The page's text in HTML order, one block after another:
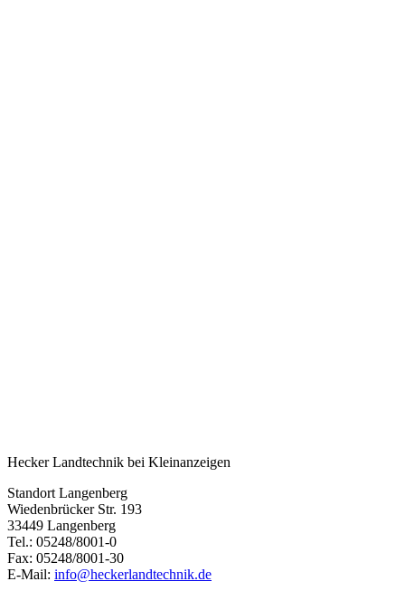
Hecker Landtechnik bei Kleinanzeigen
Standort Langenberg
Wiedenbrücker Str. 193
33449 Langenberg
Tel.: 05248/8001-0
Fax: 05248/8001-30
E-Mail: info@heckerlandtechnik.de